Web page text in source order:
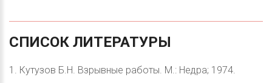
СПИСОК ЛИТЕРАТУРЫ
1. Кутузов Б.Н. Взрывные работы. М.: Недра; 1974.